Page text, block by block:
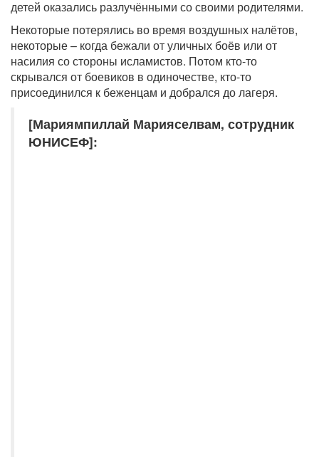
детей оказались разлучёнными со своими родителями.
Некоторые потерялись во время воздушных налётов,
некоторые – когда бежали от уличных боёв или от
насилия со стороны исламистов. Потом кто-то
скрывался от боевиков в одиночестве, кто-то
присоединился к беженцам и добрался до лагеря.
[Мариямпиллай Марияселвам, сотрудник
ЮНИСЕФ]: